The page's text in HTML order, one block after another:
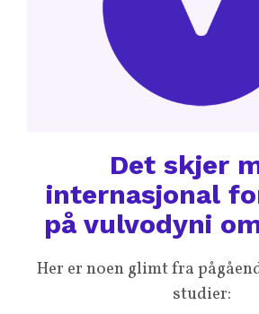
Det skjer
internasjonal
på vulvodyni
Her er noen glimt fra
studier: